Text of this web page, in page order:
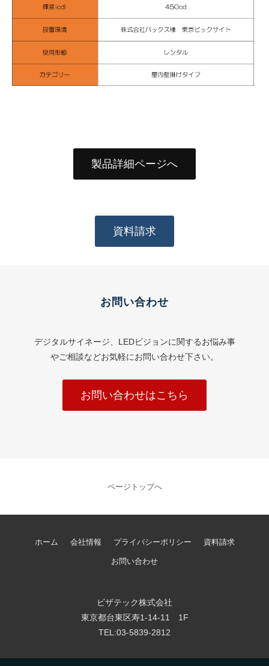
製品詳細ページへ
資料請求
お問い合わせ
デジタルサイネージ、LEDビジョンに関するお悩み事
やご相談などお気軽にお問い合わせ下さい。
お問い合わせはこちら
ページトップへ
ホーム 会社情報 プライバシーポリシー 資料請求
お問い合わせ
ビザテック株式会社
東京都台東区寿1-14-11 1F
TEL:03-5839-2812